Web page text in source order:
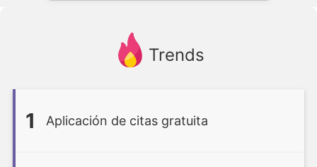
Trends
1 Aplicación de citas gratuita